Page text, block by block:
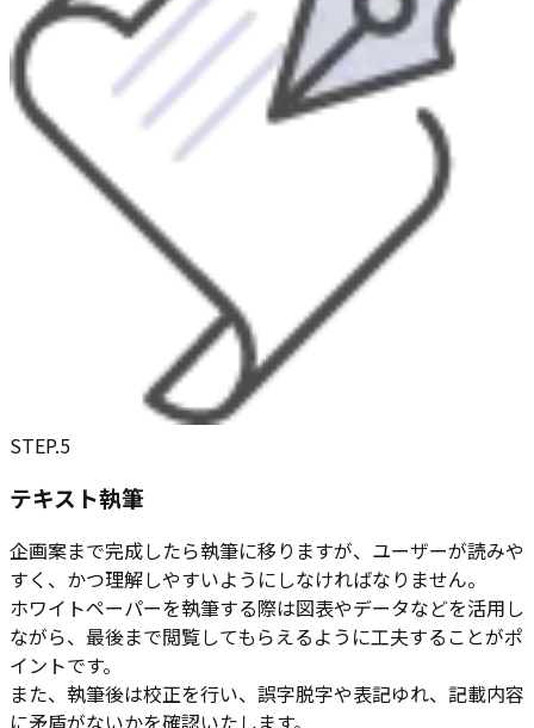
STEP.5
テキスト執筆
企画案まで完成したら執筆に移りますが、ユーザーが読みや
すく、かつ理解しやすいようにしなければなりません。
ホワイトペーパーを執筆する際は図表やデータなどを活用し
ながら、最後まで閲覧してもらえるように工夫することがポ
イントです。
また、執筆後は校正を行い、誤字脱字や表記ゆれ、記載内容
に矛盾がないかを確認いたします。